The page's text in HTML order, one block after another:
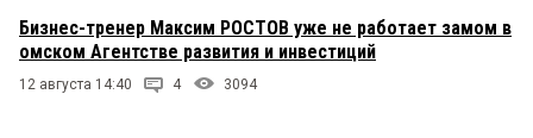
Бизнес-тренер Максим РОСТОВ уже не работает замом в
омском Агентстве развития и инвестиций
12 августа 14:40 4 3094